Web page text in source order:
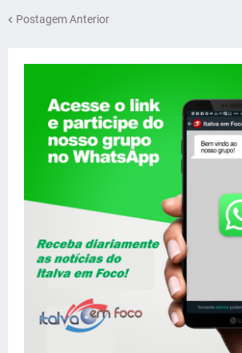
Postagem Anterior